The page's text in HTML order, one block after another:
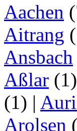
Aachen
Aitrang
Ansbach
Aßlar (1)
(1) |
Arolsen